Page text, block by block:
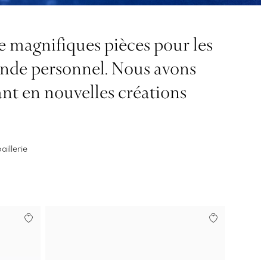
magnifiques pièces pour les
personnel. Nous avons
en nouvelles créations